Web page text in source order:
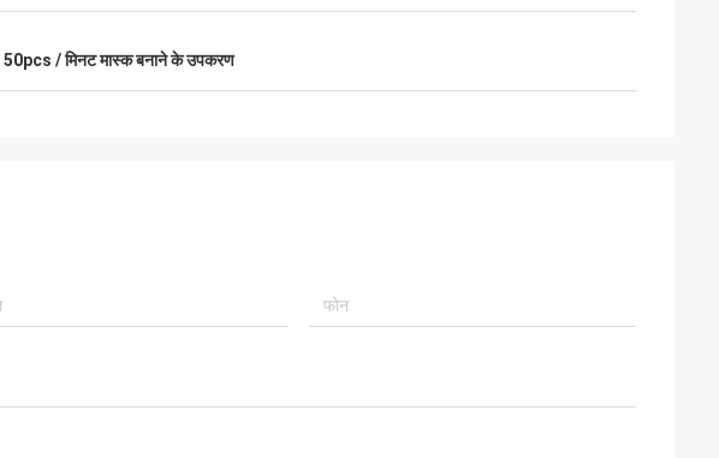
50pcs / मिनट मास्क बनाने के उपकरण